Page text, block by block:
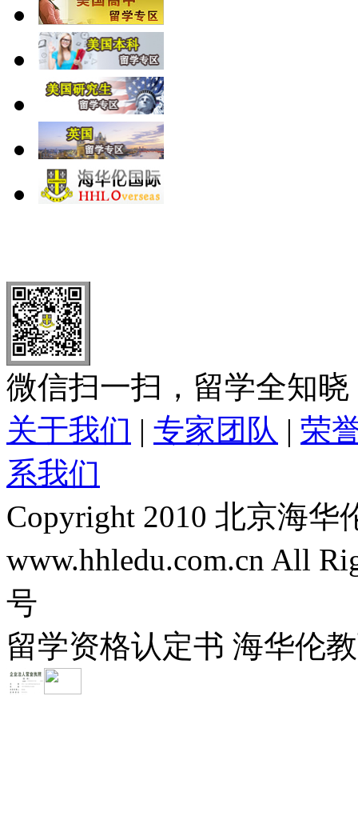
微信扫一扫，留学全知晓
关于我们 | 专家团队 | 荣
系我们
Copyright 2010 北京海
www.hhledu.com.cn All
号
留学资格认定书 海华伦